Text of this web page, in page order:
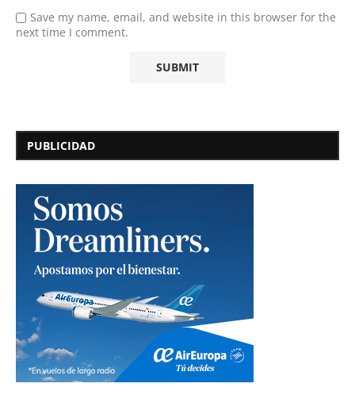
Save my name, email, and website in this browser for the
next time I comment.
PUBLICIDAD